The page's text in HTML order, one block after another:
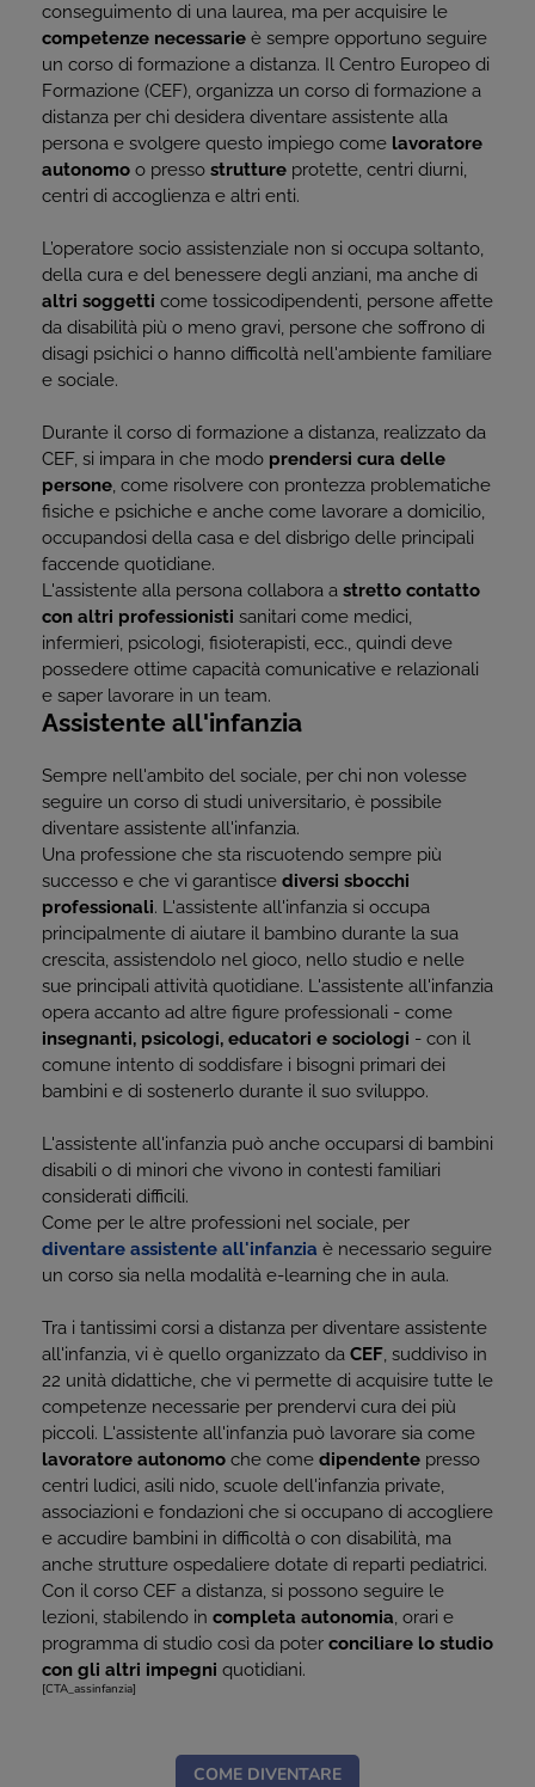
conseguimento di una laurea, ma per acquisire le
competenze necessarie è sempre opportuno seguire
un corso di formazione a distanza. Il Centro Europeo di
Formazione (CEF), organizza un corso di formazione a
distanza per chi desidera diventare assistente alla
persona e svolgere questo impiego come lavoratore
autonomo o presso strutture protette, centri diurni,
centri di accoglienza e altri enti.
L’operatore socio assistenziale non si occupa soltanto,
della cura e del benessere degli anziani, ma anche di
altri soggetti come tossicodipendenti, persone affette
da disabilità più o meno gravi, persone che soffrono di
disagi psichici o hanno difficoltà nell'ambiente familiare
e sociale.
Durante il corso di formazione a distanza, realizzato da
CEF, si impara in che modo prendersi cura delle
persone, come risolvere con prontezza problematiche
fisiche e psichiche e anche come lavorare a domicilio,
occupandosi della casa e del disbrigo delle principali
faccende quotidiane.
L'assistente alla persona collabora a stretto contatto
con altri professionisti sanitari come medici,
infermieri, psicologi, fisioterapisti, ecc., quindi deve
possedere ottime capacità comunicative e relazionali
e saper lavorare in un team.
Assistente all'infanzia
Sempre nell'ambito del sociale, per chi non volesse
seguire un corso di studi universitario, è possibile
diventare assistente all'infanzia.
Una professione che sta riscuotendo sempre più
successo e che vi garantisce diversi sbocchi
professionali. L'assistente all'infanzia si occupa
principalmente di aiutare il bambino durante la sua
crescita, assistendolo nel gioco, nello studio e nelle
sue principali attività quotidiane. L'assistente all'infanzia
opera accanto ad altre figure professionali - come
insegnanti, psicologi, educatori e sociologi - con il
comune intento di soddisfare i bisogni primari dei
bambini e di sostenerlo durante il suo sviluppo.
L'assistente all'infanzia può anche occuparsi di bambini
disabili o di minori che vivono in contesti familiari
considerati difficili.
Come per le altre professioni nel sociale, per
diventare assistente all'infanzia è necessario seguire
un corso sia nella modalità e-learning che in aula.
Tra i tantissimi corsi a distanza per diventare assistente
all'infanzia, vi è quello organizzato da CEF, suddiviso in
22 unità didattiche, che vi permette di acquisire tutte le
competenze necessarie per prendervi cura dei più
piccoli. L'assistente all'infanzia può lavorare sia come
lavoratore autonomo che come dipendente presso
centri ludici, asili nido, scuole dell'infanzia private,
associazioni e fondazioni che si occupano di accogliere
e accudire bambini in difficoltà o con disabilità, ma
anche strutture ospedaliere dotate di reparti pediatrici.
Con il corso CEF a distanza, si possono seguire le
lezioni, stabilendo in completa autonomia, orari e
programma di studio così da poter conciliare lo studio
con gli altri impegni quotidiani.
[CTA_assinfanzia]
COME DIVENTARE